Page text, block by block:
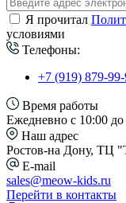
Я прочитал
условиями
Телефоны:
+7 (919) 879-
Время работы
Ежедневно с 10:00 до
Наш адрес
Ростов-на Дону, ТЦ
E-mail
sales@meow-kids.ru
Перейти в контакты